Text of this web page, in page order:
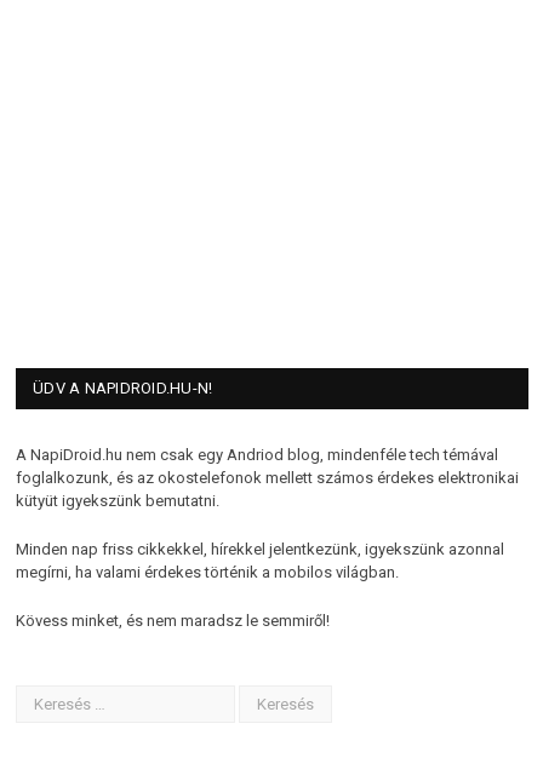
ÜDV A NAPIDROID.HU-N!
A NapiDroid.hu nem csak egy Andriod blog, mindenféle tech témával
foglalkozunk, és az okostelefonok mellett számos érdekes elektronikai
kütyüt igyekszünk bemutatni.
Minden nap friss cikkekkel, hírekkel jelentkezünk, igyekszünk azonnal
megírni, ha valami érdekes történik a mobilos világban.
Kövess minket, és nem maradsz le semmiről!